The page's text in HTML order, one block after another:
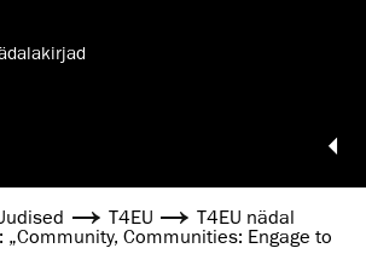
T4EU
T4EU nädal
Communities: Engage to